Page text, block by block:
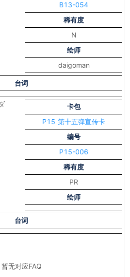
B13-054
稀有度
N
绘师
daigoman
台词
卡包
P15 第十五弹宣传卡
编号
P15-006
稀有度
PR
绘师
台词
暂无对应FAQ